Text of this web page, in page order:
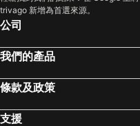
trivago 新增為首選來源。
公司
我們的產品
條款及政策
支援